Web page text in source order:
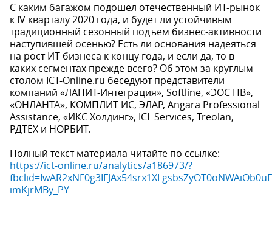
С каким багажом подошел отечественный ИТ-рынок
к IV кварталу 2020 года, и будет ли устойчивым
традиционный сезонный подъем бизнес-активности
наступившей осенью? Есть ли основания надеяться
на рост ИТ-бизнеса к концу года, и если да, то в
каких сегментах прежде всего? Об этом за круглым
столом ICT-Online.ru беседуют представители
компаний «ЛАНИТ-Интеграция», Softline, «ЭОС ПВ»,
«ОНЛАНТА», КОМПЛИТ ИС, ЭЛАР, Angara Professional
Assistance, «ИКС Холдинг», ICL Services, Treolan,
РДТЕХ и НОРБИТ.
Полный текст материала читайте по ссылке:
https://ict-online.ru/analytics/a186973/?
imKjrMBy_PY